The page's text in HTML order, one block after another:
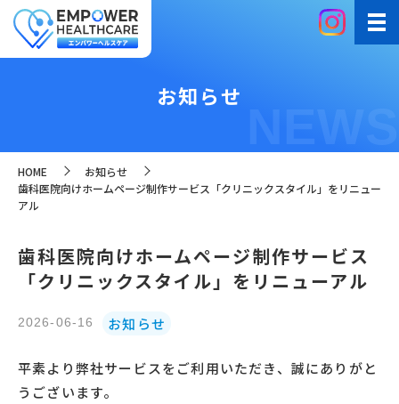
お知らせ
NEWS
HOME
お知らせ
歯科医院向けホームページ制作サービス「クリニックスタイル」をリニュー
アル
歯科医院向けホームページ制作サービス
「クリニックスタイル」をリニューアル
2026-06-16 お知らせ
平素より弊社サービスをご利用いただき、誠にありがと
うございます。